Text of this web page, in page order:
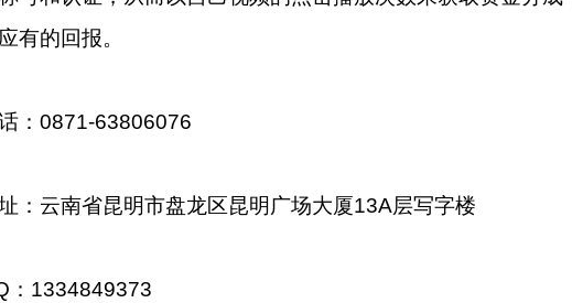
有的回报。
： 0871-63806076
：云南省昆明市盘龙区昆明广场大厦13A层写字楼
： 1334849373